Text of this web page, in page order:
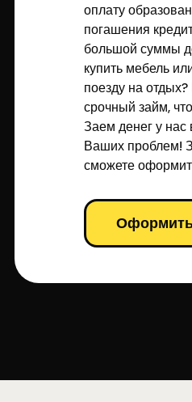
оплату
погашения
большой суммы
купить мебель
поезду на
срочный займ,
Заем денег у
Ваших проблем!
сможете
Оформить